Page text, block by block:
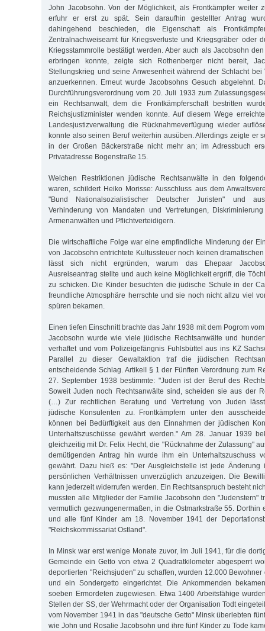
John Jacobsohn. Von der Möglichkeit, als Frontkämpfer weiter
erfuhr er erst zu spät. Sein daraufhin gestellter Antrag
dahingehend beschieden, die Eigenschaft als
Zentralnachweiseamt für Kriegsverluste und Kriegsgräber oder
Kriegsstammrolle bestätigt werden. Aber auch als Jacobsohn
erbringen konnte, zeigte sich Rothenberger nicht bereit,
Stellungskrieg und seine Anwesenheit während der Schlacht bei
anzuerkennen. Erneut wurde Jacobsohns Gesuch abgelehnt.
Durchführungsverordnung vom 20. Juli 1933 zum
ein Rechtsanwalt, dem die Frontkämpferschaft bestritten
Reichsjustizminister wenden konnte. Auf diesem Wege
Landesjustizverwaltung die Rücknahmeverfügung wieder
konnte also seinen Beruf weiterhin ausüben. Allerdings zeigte er
in der Großen Bäckerstraße nicht mehr an; im Adressbuch
Privatadresse Bogenstraße 15.
Welchen Restriktionen jüdische Rechtsanwälte in den
waren, schildert Heiko Morisse: Ausschluss aus dem
"Bund Nationalsozialistischer Deutscher Juristen" und
Verhinderung von Mandaten und Vertretungen,
Armenanwälten und Pflichtverteidigern.
Die wirtschaftliche Folge war eine empfindliche Minderung der
von Jacobsohn entrichtete Kultussteuer noch keinen
lässt sich nicht ergründen, warum das Ehepaar
Ausreiseantrag stellte und auch keine Möglichkeit ergriff, die
zu schicken. Die Kinder besuchten die jüdische Schule in der
freundliche Atmosphäre herrschte und sie noch nicht allzu viel
spüren bekamen.
Einen tiefen Einschnitt brachte das Jahr 1938 mit dem Pogrom
Jacobsohn wurde wie viele jüdische Rechtsanwälte und
verhaftet und vom Polizeigefängnis Fuhlsbüttel aus ins KZ
Parallel zu dieser Gewaltaktion traf die jüdischen
entscheidende Schlag. ArtikelI § 1 der Fünften Verordnung zum
27. September 1938 bestimmte: "Juden ist der Beruf des
Soweit Juden noch Rechtsanwälte sind, scheiden sie aus der
(…) Zur rechtlichen Beratung und Vertretung von Juden
jüdische Konsulenten zu. Frontkämpfern unter den
können bei Bedürftigkeit aus den Einnahmen der jüdischen
Unterhaltszuschüsse gewährt werden." Am 28. Januar 1939
gleichzeitig mit Dr. Felix Hecht, die "Rücknahme der Zulassung"
demütigenden Antrag hin wurde ihm ein Unterhaltszuschuss
gewährt. Dazu hieß es: "Der Ausgleichstelle ist jede Änderung
persönlichen Verhältnissen unverzüglich anzuzeigen. Die
kann jederzeit widerrufen werden. Ein Rechtsanspruch besteht
mussten alle Mitglieder der Familie Jacobsohn den "Judenstern"
vermutlich gezwungenermaßen, in die Ostmarkstraße 55. Dorthin
und alle fünf Kinder am 18. November 1941 der
"Reichskommissariat Ostland".
In Minsk war erst wenige Monate zuvor, im Juli 1941, für die
Gemeinde ein Getto von etwa 2 Quadratkilometer abgesperrt
deportierten "Reichsjuden" zu schaffen, wurden 12.000 Bewohner
und ein Sondergetto eingerichtet. Die Ankommenden
soeben Ermordeten zugewiesen. Etwa 1400 Arbeitsfähige
Stellen der SS, der Wehrmacht oder der Organisation Todt
vom November 1941 in das "deutsche Getto" Minsk überlebten
wie John und Rosalie Jacobsohn und ihre fünf Kinder zu Tode